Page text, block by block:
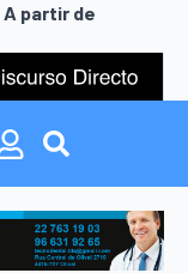
A partir de
Search
for:
Search